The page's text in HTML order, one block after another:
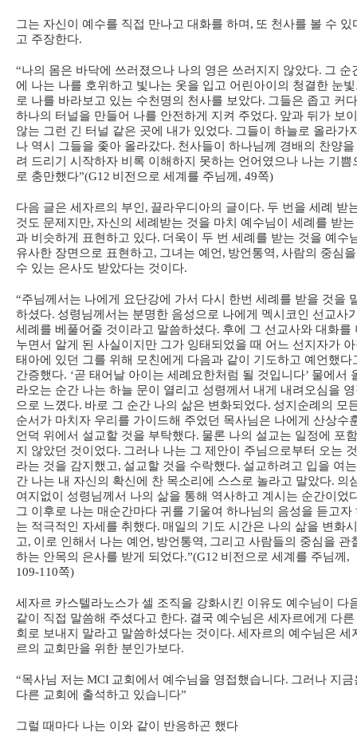
그는 자신이 예수를 직접 만나고 대화를 하며 , 또 천사를 볼 수 있
고 주장한다.
“나의 몸은 바닥에 쓰러졌으나 나의 영은 쓰러지지 않았다. 그 순
에 나는 나를 호위하고 빛나는 옷을 입고 어린아이의 청결한 눈
로 나를 바라보고 있는 수천명의 천사를 보았다. 그들은 좁고 커
하나의 터널을 만들어 나를 안전하게 지켜 주었다. 앞과 뒤가 보
않는 그런 긴 터널 같은 곳에 내가 있었다. 그들이 하늘로 올라가
나 역시 그들을 좇아 올라갔다. 천사들이 하나님께 경배의 찬양을
려 드리기 시작하자 비록 이해하지 못하는 언어였으나 나는 기쁨
로 충만했다”(G12 비전으로 세계를 주님께 , 49쪽)
다음 글은 세자르의 부인 , 끌라우디아의 글이다. 두 번을 세례 받
것도 문제지만, 자신의 세례받는 것을 마치 예수님이 세례를 받는
과 비슷하게 표현하고 있다. 더욱이 두 번 세례를 받는 것을 예수
유사한 장면으로 표현하고, 그녀는 예언 , 방언통역, 사람의 중심
수 있는 은사도 받았다는 것이다.
“주님께서는 나에게 요단강에 가서 다시 한번 세례를 받을 것을
하셨다. 성령님께서는 분명한 음성으로 나에게 멕시코인 선교사
세례를 베풀어줄 것이라고 말씀하셨다. 후에 그 선교사와 대화를
누면서 알게 된 사실이지만 그가 잉태되었을 때 어느 선지자가
태아에 있던 그를 위해 모친에게 다음과 같이 기도하고 예언했다
간증했다. ‘곧 태어날 아이는 세례요한처럼 될 것입니다’ 물에서
라오는 순간 나는 하늘 문이 열리고 성령께서 내게 내려오심을
으로 느꼈다. 바로 그 순간 나의 삶은 변화되었다. 성지순례의 모
순서가 마치자 우리를 가이드해 주었던 목사님은 나에게 산상수
언덕 위에서 설교할 것을 부탁했다. 물론 나의 설교는 일정에 포
지 않았던 것이었다. 그러나 나는 그 제안이 주님으로부터 오는
라는 것을 감지했고, 설교할 것을 수락했다. 설교하려고 입을 여
간 나는 내 자신의 확신에 찬 목소리에 스스로 놀라고 말았다. 의
여지없이 성령님께서 나의 삶을 통해 역사하고 계시는 순간이었
그 이후로 나는 매순간마다 귀를 기울여 하나님의 음성을 듣고자
는 적극적인 자세를 취했다. 매일의 기도 시간은 나의 삶을 변화
고, 이로 인해서 나는 예언 , 방언통역, 그리고 사람들의 중심을 관
하는 안목의 은사를 받게 되었다.”(G12 비전으로 세계를 주님께 ,
109-110쪽)
세자르 카스텔라노스가 셀 조직을 강화시킨 이유도 예수님이 다
같이 직접 말씀해 주셨다고 한다. 결국 예수님은 세자르에게 다른
회로 보내지 말라고 말씀하셨다는 것이다. 세자르의 예수님은 세
르의 교회만을 위한 분인가보다.
“목사님 저는 MCI 교회에서 예수님을 영접했습니다. 그러나 지금
다른 교회에 출석하고 있습니다”
그럴 때마다 나는 이와 같이 반응하곤 했다